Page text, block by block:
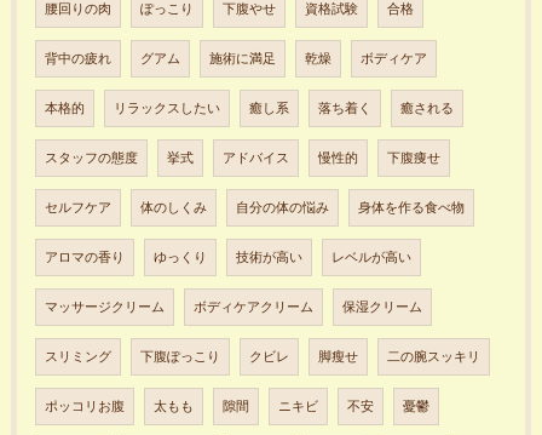
腰回りの肉 ぽっこり 下腹やせ 資格試験 合格
背中の疲れ グアム 施術に満足 乾燥 ボディケア
本格的 リラックスしたい 癒し系 落ち着く 癒される
スタッフの態度 挙式 アドバイス 慢性的 下腹痩せ
セルフケア 体のしくみ 自分の体の悩み 身体を作る食べ物
アロマの香り ゆっくり 技術が高い レベルが高い
マッサージクリーム ボディケアクリーム 保湿クリーム
スリミング 下腹ぽっこり クビレ 脚瘦せ 二の腕スッキリ
ポッコリお腹 太もも 隙間 ニキビ 不安 憂鬱